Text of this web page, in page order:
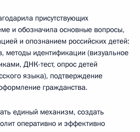
присутствующих
и обозначила основные вопросы,
и опознанием российских детей:
методы идентификации (визуальное
ДНК-тест, опрос детей
языка), подтверждение
гражданства.
единый механизм, создать
оперативно и эффективно